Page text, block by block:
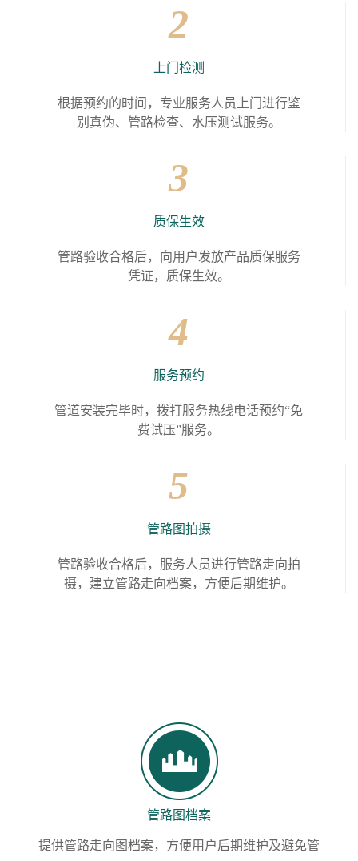
2
上门检测
根据预约的时间，专业服务人员上门进行鉴
别真伪、管路检查、水压测试服务。
3
质保生效
管路验收合格后，向用户发放产品质保服务
凭证，质保生效。
4
服务预约
管道安装完毕时，拨打服务热线电话预约“免
费试压”服务。
5
管路图拍摄
管路验收合格后，服务人员进行管路走向拍
摄，建立管路走向档案，方便后期维护。
管路图档案
提供管路走向图档案，方便用户后期维护及避免管